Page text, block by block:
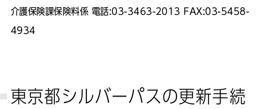
介護保険課保険料係 電話:03-3463-2013 FAX:03-5458-
4934
東京都シルバーパスの更新手続